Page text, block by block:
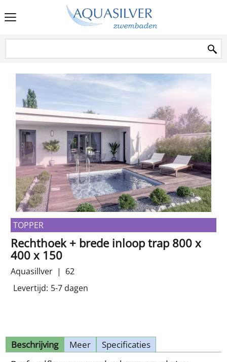
TOPPER
Rechthoek + brede inloop trap 800 x
400 x 150
Aquasillver
62
Levertijd: 5-7 dagen
Beschrijving Meer Specificaties